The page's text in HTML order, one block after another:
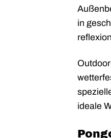
in
ideale